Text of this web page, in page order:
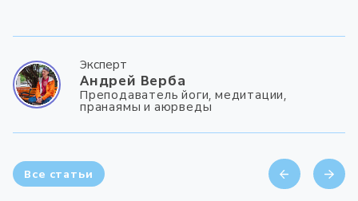
Эксперт
Андрей Верба
Преподаватель йоги, медитации,
пранаямы и аюрведы
Все статьи